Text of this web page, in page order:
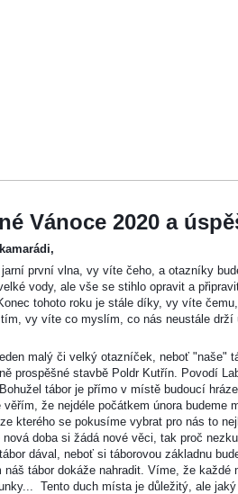
Vánoce 2020 a
první vlna, vy víte čeho, a otazníky
vody, ale vše se stihlo opravit a
tohoto roku je stále díky, vy víte
vy víte co myslím, co nás neustále
malý či velký otazníček, neboť "naše"
prospěšné stavbě Poldr Kutřín. Povodí
tábor je přímo v místě budoucí
že nejdéle počátkem února
kterého se pokusíme vybrat pro nás to
doba si žádá nové věci, tak proč
dával, neboť si táborovou základnu
tábor dokáže nahradit. Víme, že
Tento duch místa je důležitý, ale